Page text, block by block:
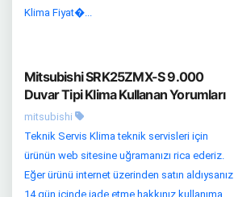
Klima Fiyat�...
Mitsubishi SRK25ZMX-S 9.000
Duvar Tipi Klima Kullanan Yorumları
mitsubishi
Teknik Servis Klima teknik servisleri için
ürünün web sitesine uğramanızı rica ederiz.
Eğer ürünü internet üzerinden satın aldıysanız
14 gün içinde iade etme hakkınız kullanıma